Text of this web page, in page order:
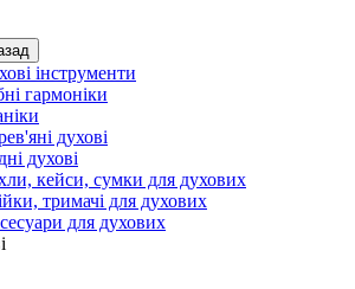
інструменти
гармоніки
духові
духові
кейси, сумки для духових
тримачі для духових
для духових